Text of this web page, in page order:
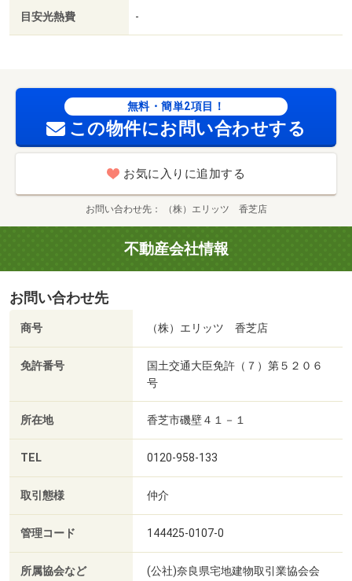
目安光熱費 -
無料・簡単2項目！
この物件にお問い合わせする
お気に入りに追加する
お問い合わせ先 （株）エリッツ 香芝店
不動産会社情報
お問い合わせ先
商号 （株）エリッツ 香芝店
免許番号
国土交通大臣免許（７）第５２０６
号
所在地 香芝市磯壁４１－１
TEL 0120-958-133
取引態様 仲介
管理コード 144425-0107-0
所属協会など
(公社)奈良県宅地建物取引業協会会